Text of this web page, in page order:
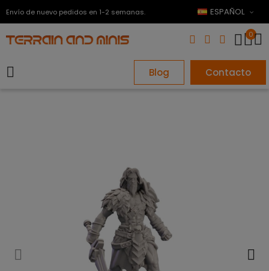
Envío de nuevo pedidos en 1-2 semanas. ESPAÑOL
0
Blog Contacto